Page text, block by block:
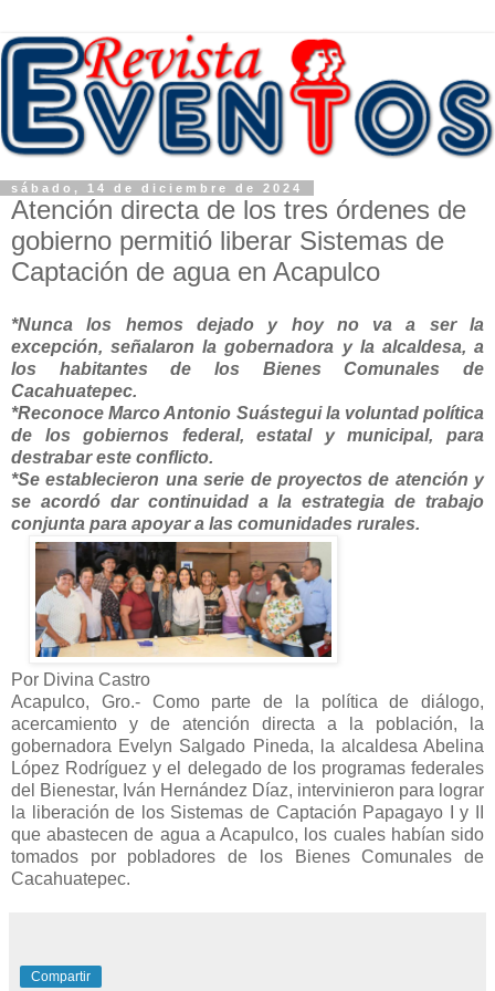
sábado, 14 de diciembre de 2024
Atención directa de los tres órdenes de
gobierno permitió liberar Sistemas de
Captación de agua en Acapulco
*Nunca los hemos dejado y hoy no va a ser la
excepción, señalaron la gobernadora y la alcaldesa, a
los habitantes de los Bienes Comunales de
Cacahuatepec.
*Reconoce Marco Antonio Suástegui la voluntad política
de los gobiernos federal, estatal y municipal, para
destrabar este conflicto.
*Se establecieron una serie de proyectos de atención y
se acordó dar continuidad a la estrategia de trabajo
conjunta para apoyar a las comunidades rurales.
Por Divina Castro
Acapulco, Gro.- Como parte de la política de diálogo,
acercamiento y de atención directa a la población, la
gobernadora Evelyn Salgado Pineda, la alcaldesa Abelina
López Rodríguez y el delegado de los programas federales
del Bienestar, Iván Hernández Díaz, intervinieron para lograr
la liberación de los Sistemas de Captación Papagayo I y II
que abastecen de agua a Acapulco, los cuales habían sido
tomados por pobladores de los Bienes Comunales de
Cacahuatepec.
Compartir